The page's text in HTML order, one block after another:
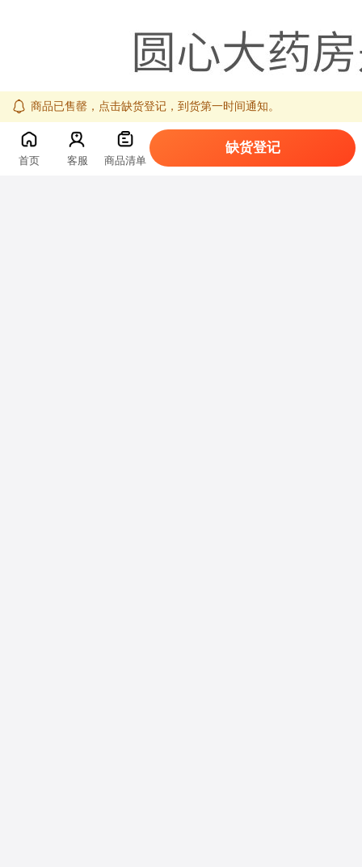
商品已售罄，点击缺货登记，到货第一时间通知。
首页 客服 商品清单
缺货登记